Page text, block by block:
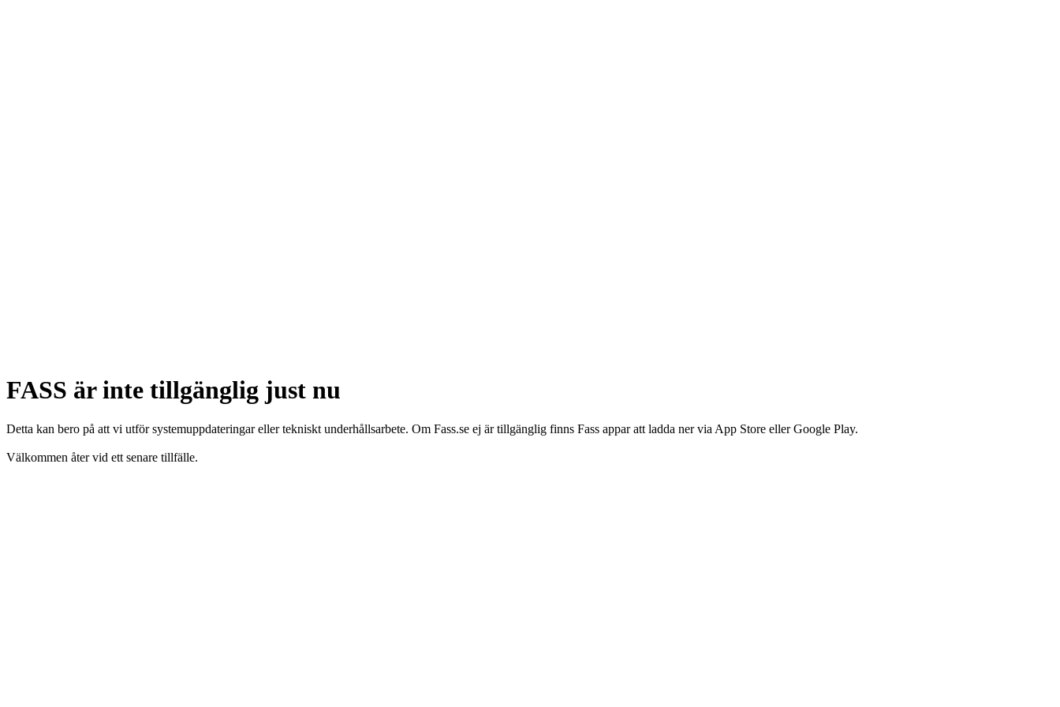
FASS är inte tillgänglig just nu
Detta kan bero på att vi utför systemuppdateringar eller tekniskt underhållsarbete. Om Fass.se ej är tillgänglig finns Fass appar att ladda ner via App Store eller Google Play.
Välkommen åter vid ett senare tillfälle.